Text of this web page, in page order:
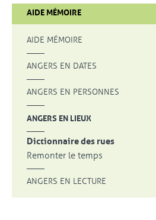
AIDE MÉMOIRE
AIDE MÉMOIRE
ANGERS EN DATES
ANGERS EN PERSONNES
ANGERS EN LIEUX
Dictionnaire des rues
Remonter le temps
ANGERS EN LECTURE